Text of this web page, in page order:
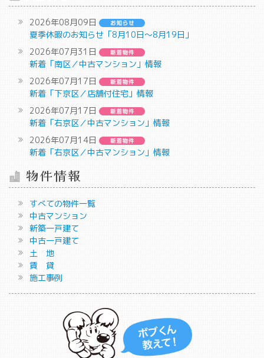
2026年08月09日
夏季休暇のお知らせ「8月10日～8月19日」
2026年07月31日
新着「南区／中古マンション」情報
2026年07月17日
新着「下京区／店舗付住宅」情報
2026年07月17日
新着「右京区／中古マンション」情報
2026年07月14日
新着「右京区／中古マンション」情報
物件情報
すべての物件一覧
中古マンション
新築一戸建て
中古一戸建て
土 地
賃 貸
施工事例